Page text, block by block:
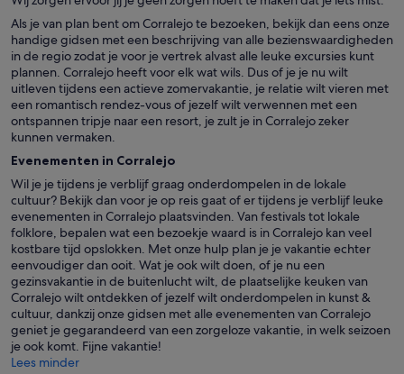
Als je van plan bent om Corralejo te bezoeken, bekijk dan eens onze
handige gidsen met een beschrijving van alle bezienswaardigheden
in de regio zodat je voor je vertrek alvast alle leuke excursies kunt
plannen. Corralejo heeft voor elk wat wils. Dus of je je nu wilt
uitleven tijdens een actieve zomervakantie, je relatie wilt vieren met
een romantisch rendez-vous of jezelf wilt verwennen met een
ontspannen tripje naar een resort, je zult je in Corralejo zeker
kunnen vermaken.
Evenementen in Corralejo
Wil je je tijdens je verblijf graag onderdompelen in de lokale
cultuur? Bekijk dan voor je op reis gaat of er tijdens je verblijf leuke
evenementen in Corralejo plaatsvinden. Van festivals tot lokale
folklore, bepalen wat een bezoekje waard is in Corralejo kan veel
kostbare tijd opslokken. Met onze hulp plan je je vakantie echter
eenvoudiger dan ooit. Wat je ook wilt doen, of je nu een
gezinsvakantie in de buitenlucht wilt, de plaatselijke keuken van
Corralejo wilt ontdekken of jezelf wilt onderdompelen in kunst &
cultuur, dankzij onze gidsen met alle evenementen van Corralejo
geniet je gegarandeerd van een zorgeloze vakantie, in welk seizoen
je ook komt. Fijne vakantie!
Lees minder